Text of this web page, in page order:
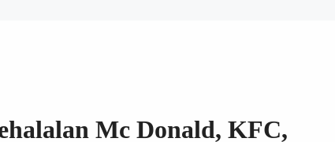
Mc Donald, KFC,